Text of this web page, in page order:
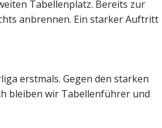
Tabellenplatz. Bereits zur
anbrennen. Ein starker Auftritt
erstmals. Gegen den starken
bleiben wir Tabellenführer und